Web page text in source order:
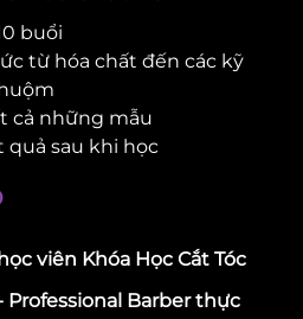
buổi
từ hóa chất đến các kỹ
cả những mẫu
sau khi học
viên Khóa Học Cắt Tóc
Barber thực